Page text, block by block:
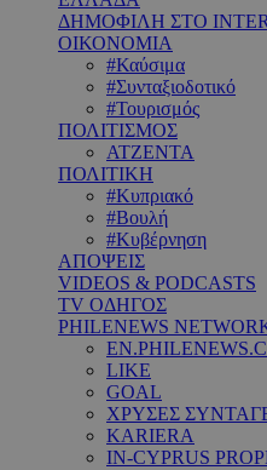
ΔΗΜΟΦΙΛΗ ΣΤΟ
ΟΙΚΟΝΟΜΙΑ
#Καύσιμα
#Συνταξιοδοτικό
#Τουρισμός
ΠΟΛΙΤΙΣΜΟΣ
ΑΤΖΕΝΤΑ
ΠΟΛΙΤΙΚΗ
#Κυπριακό
#Βουλή
#Κυβέρνηση
ΑΠΟΨΕΙΣ
VIDEOS & PODCASTS
TV ΟΔΗΓΟΣ
PHILENEWS
LIKE
GOAL
ΧΡΥΣΕΣ
KARIERA
IN-CYPRUS